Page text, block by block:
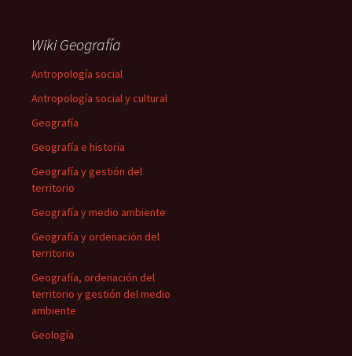
Wiki Geografía
Antropología social
Antropología social y cultural
Geografía
Geografía e historia
Geografía y gestión del
territorio
Geografía y medio ambiente
Geografía y ordenación del
territorio
Geografía, ordenación del
territorio y gestión del medio
ambiente
Geología